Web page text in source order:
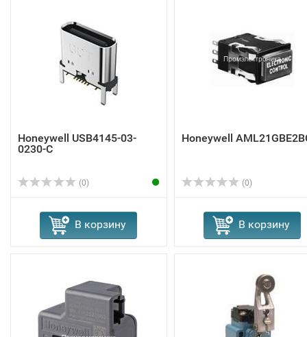
Honeywell USB4145-03-
0230-C
(0)
В корзину
Honeywell
(0)
В корзину